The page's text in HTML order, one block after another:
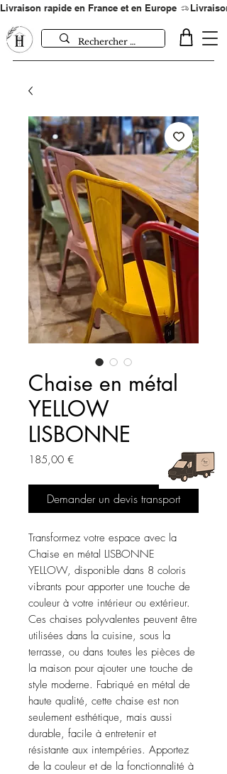
Livraison rapide en France et en Europe
Chaise en métal
YELLOW
LISBONNE
185,00 €Prix
Demander un devis transport
Transformez votre espace avec la
Chaise en métal LISBONNE
YELLOW, disponible dans 8 coloris
vibrants pour apporter une touche de
couleur à votre intérieur ou extérieur.
Ces chaises polyvalentes peuvent être
utilisées dans la cuisine, sous la
terrasse, ou dans toutes les pièces de
la maison pour ajouter une touche de
style moderne. Fabriqué en métal de
haute qualité, cette chaise est non
seulement esthétique, mais aussi
durable, facile à entretenir et
résistante aux intempéries. Apportez
de la couleur et de la fonctionnalité à